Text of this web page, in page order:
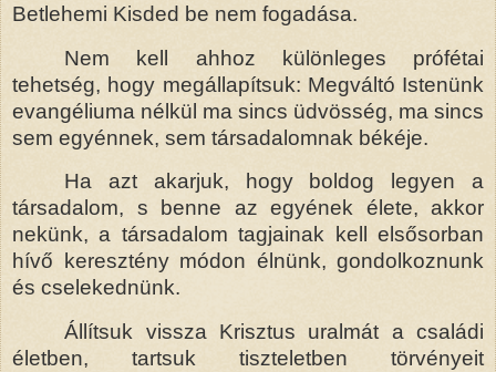
Betlehemi Kisded be nem fogadása.
Nem kell ahhoz különleges prófétai
tehetség, hogy megállapítsuk: Megváltó Istenünk
evangéliuma nélkül ma sincs üdvösség, ma sincs
sem egyénnek, sem társadalomnak békéje.
Ha azt akarjuk, hogy boldog legyen a
társadalom, s benne az egyének élete, akkor
nekünk, a társadalom tagjainak kell elsősorban
hívő keresztény módon élnünk, gondolkoznunk
és cselekednünk.
Állítsuk vissza Krisztus uralmát a családi
életben, tartsuk tiszteletben törvényeit